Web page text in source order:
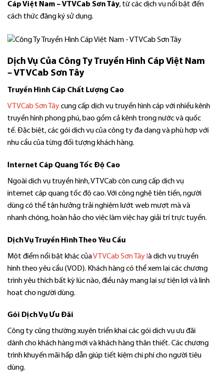
Cáp Việt Nam – VTVCab Sơn Tây, từ các dịch vụ nổi bật đến
cách thức đăng ký sử dụng.
Dịch Vụ Của Công Ty Truyền Hình Cáp Việt Nam
– VTVCab Sơn Tây
Truyền Hình Cáp Chất Lượng Cao
VTVCab Sơn Tâycung cấp dịch vụ truyền hình cáp với nhiều kênh
truyền hình phong phú, bao gồm cả kênh trong nước và quốc
tế. Đặc biệt, các gói dịch vụ của công ty đa dạng và phù hợp với
nhu cầu của từng đối tượng khách hàng.
Internet Cáp Quang Tốc Độ Cao
Ngoài dịch vụ truyền hình, VTVCab còn cung cấp dịch vụ
internet cáp quang tốc độ cao. Với công nghệ tiên tiến, người
dùng có thể tận hưởng trải nghiệm lướt web mượt mà và
nhanh chóng, hoàn hảo cho việc làm việc hay giải trí trực tuyến.
Dịch Vụ Truyền Hình Theo Yêu Cầu
Một điểm nổi bật khác củaVTVCab Sơn Tây l à dịch vụ truyền
hình theo yêu cầu (VOD). Khách hàng có thể xem lại các chương
trình yêu thích bất kỳ lúc nào, điều này mang lại sự tiện lợi và linh
hoạt cho người dùng.
Gói Dịch Vụ Ưu Đãi
Công ty cũng thường xuyên triển khai các gói dịch vụ ưu đãi
dành cho khách hàng mới và khách hàng thân thiết. Các chương
trình khuyến mãi hấp dẫn giúp tiết kiệm chi phí cho người tiêu
dùng.